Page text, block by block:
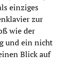
einziges
zur
wie der
und ein nicht
Blick auf